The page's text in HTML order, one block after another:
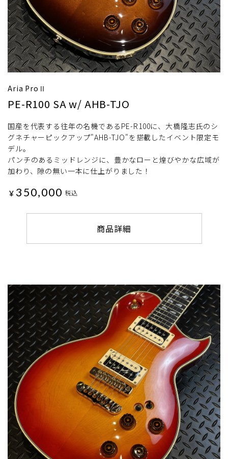
Aria ProⅡ
PE-R100 SA w/ AHB-TJO
国産を代表する往年の名機であるPE-R100に、大橋隆志氏のシ
グネチャーピックアップ"AHB-TJO"を搭載したイベント限定モ
デル。
パンチのあるミッドレンジに、豊かなローと煌びやかな広域が
加わり、隙の無い一本に仕上がりました！
¥ 350,000 税込
商品詳細